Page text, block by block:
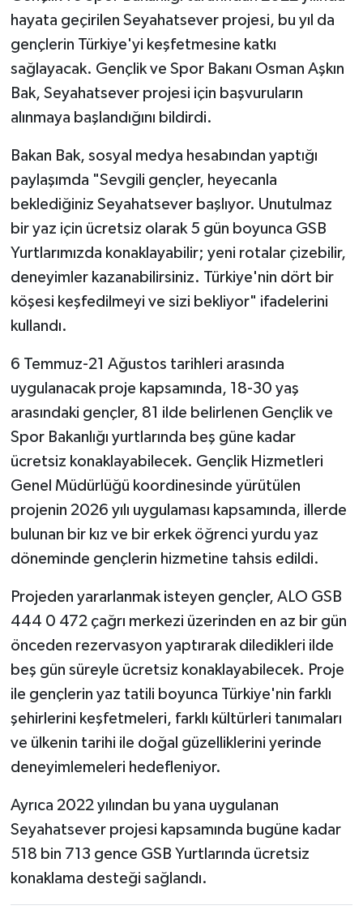
hayata geçirilen Seyahatsever projesi, bu yıl da
gençlerin Türkiye'yi keşfetmesine katkı
sağlayacak. Gençlik ve Spor Bakanı Osman Aşkın
Bak, Seyahatsever projesi için başvuruların
alınmaya başlandığını bildirdi.
Bakan Bak, sosyal medya hesabından yaptığı
paylaşımda "Sevgili gençler, heyecanla
beklediğiniz Seyahatsever başlıyor. Unutulmaz
bir yaz için ücretsiz olarak 5 gün boyunca GSB
Yurtlarımızda konaklayabilir; yeni rotalar çizebilir,
deneyimler kazanabilirsiniz. Türkiye'nin dört bir
köşesi keşfedilmeyi ve sizi bekliyor" ifadelerini
kullandı.
6 Temmuz-21 Ağustos tarihleri arasında
uygulanacak proje kapsamında, 18-30 yaş
arasındaki gençler, 81 ilde belirlenen Gençlik ve
Spor Bakanlığı yurtlarında beş güne kadar
ücretsiz konaklayabilecek. Gençlik Hizmetleri
Genel Müdürlüğü koordinesinde yürütülen
projenin 2026 yılı uygulaması kapsamında, illerde
bulunan bir kız ve bir erkek öğrenci yurdu yaz
döneminde gençlerin hizmetine tahsis edildi.
Projeden yararlanmak isteyen gençler, ALO GSB
444 0 472 çağrı merkezi üzerinden en az bir gün
önceden rezervasyon yaptırarak diledikleri ilde
beş gün süreyle ücretsiz konaklayabilecek. Proje
ile gençlerin yaz tatili boyunca Türkiye'nin farklı
şehirlerini keşfetmeleri, farklı kültürleri tanımaları
ve ülkenin tarihi ile doğal güzelliklerini yerinde
deneyimlemeleri hedefleniyor.
Ayrıca 2022 yılından bu yana uygulanan
Seyahatsever projesi kapsamında bugüne kadar
518 bin 713 gence GSB Yurtlarında ücretsiz
konaklama desteği sağlandı.